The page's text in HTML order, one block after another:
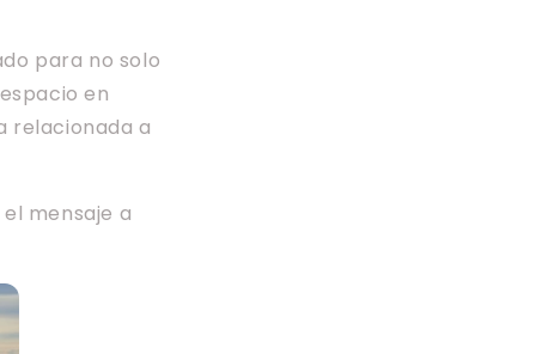
para no solo
en
relacionada a
mensaje a